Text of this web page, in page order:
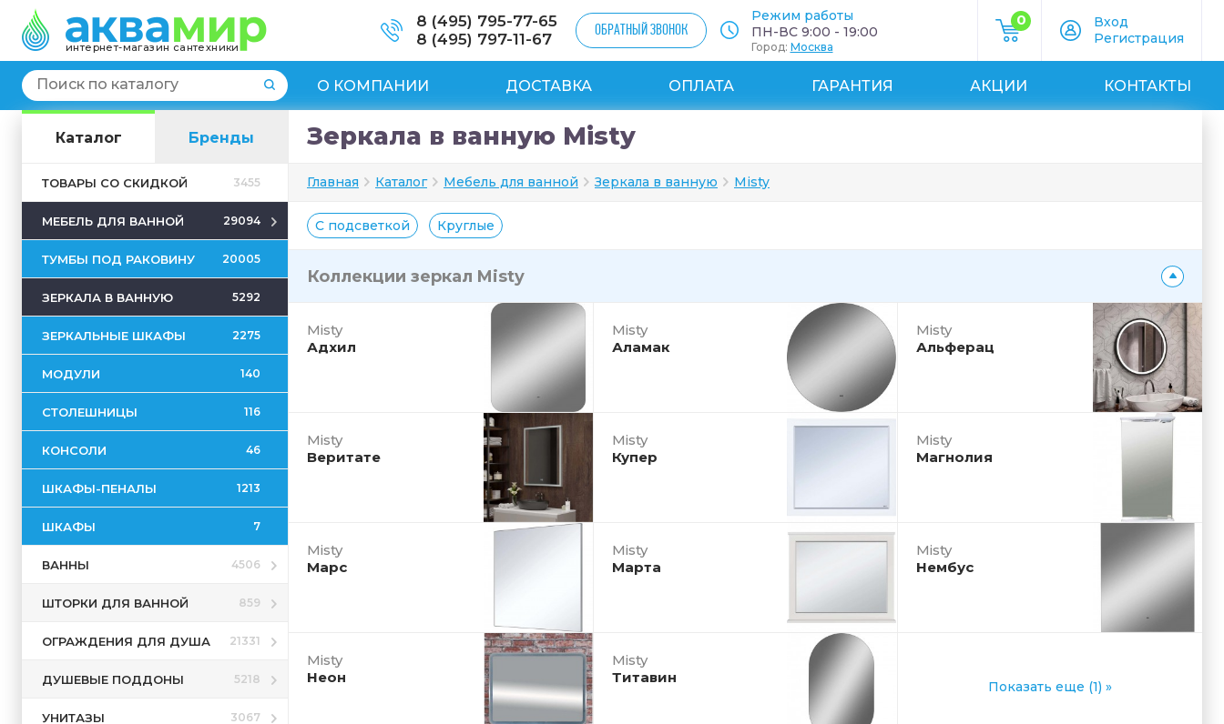
интернет-магазин сантехники
8 (495) 795-77-65
8 (495) 797-11-67
ОБРАТНЫЙ ЗВОНОК
Режим работы
ПН-ВС 9:00 - 19:00
Город: Москва
0
Вход
Регистрация
О КОМПАНИИ ДОСТАВКА ОПЛАТА ГАРАНТИЯ АКЦИИ КОНТАКТЫ
Каталог Бренды
ТОВАРЫ СО СКИДКОЙ 3455
МЕБЕЛЬ ДЛЯ ВАННОЙ 29094
ТУМБЫ ПОД РАКОВИНУ 20005
ЗЕРКАЛА В ВАННУЮ 5292
ЗЕРКАЛЬНЫЕ ШКАФЫ 2275
МОДУЛИ 140
СТОЛЕШНИЦЫ 116
КОНСОЛИ 46
ШКАФЫ-ПЕНАЛЫ 1213
ШКАФЫ 7
ВАННЫ 4506
ШТОРКИ ДЛЯ ВАННОЙ 859
ОГРАЖДЕНИЯ ДЛЯ ДУША 21331
ДУШЕВЫЕ ПОДДОНЫ 5218
УНИТАЗЫ 3067
Зеркала в ванную Misty
Главная Каталог Мебель для ванной Зеркала в ванную Misty
С подсветкой Круглые
Коллекции зеркал Misty
Misty
Адхил
Misty
Аламак
Misty
Альферац
Misty
Веритате
Misty
Купер
Misty
Магнолия
Misty
Марс
Misty
Марта
Misty
Нембус
Misty
Неон
Misty
Титавин
Показать еще (1) »